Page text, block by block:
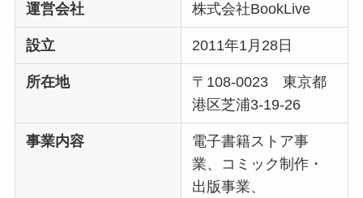
運営会社 株式会社BookLive
設立 2011年1⽉28⽇
所在地
〒108-0023 東京都
港区芝浦3-19-26
事業内容
電子書籍ストア事
業、コミック制作・
出版事業、